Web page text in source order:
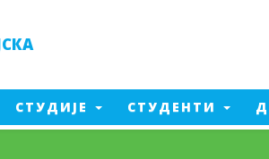
СТУДИЈЕ СТУДЕНТИ